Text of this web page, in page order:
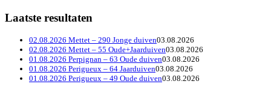
Laatste resultaten
02.08.2026 Mettet – 290 Jonge duiven03.08.2026
02.08.2026 Mettet – 55 Oude+Jaarduiven03.08.2026
01.08.2026 Perpignan – 63 Oude duiven03.08.2026
01.08.2026 Perigueux – 64 Jaarduiven03.08.2026
01.08.2026 Perigueux – 49 Oude duiven03.08.2026